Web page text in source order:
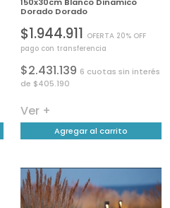
Dorado Dorado
$1.944.911 OFERTA 20% OFF
pago con transferencia
$2.431.139 6 cuotas sin interés
de $405.190
Ver +
Agregar al carrito